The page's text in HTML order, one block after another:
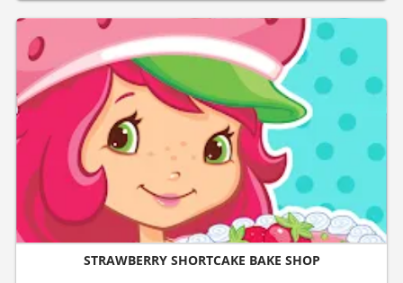
STRAWBERRY SHORTCAKE BAKE SHOP